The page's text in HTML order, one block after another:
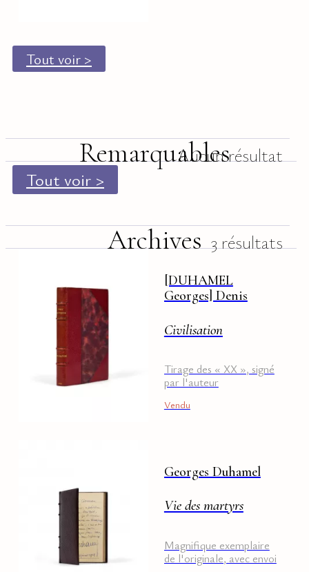
Tout voir >
RemarquablesAucun résultat
Tout voir >
Archives 3 résultats
[DUHAMEL
Georges] Denis
Civilisation
Tirage des « XX », signé
par l'auteur
Vendu
Georges Duhamel
Vie des martyrs
Magnifique exemplaire
de l'originale, avec envoi